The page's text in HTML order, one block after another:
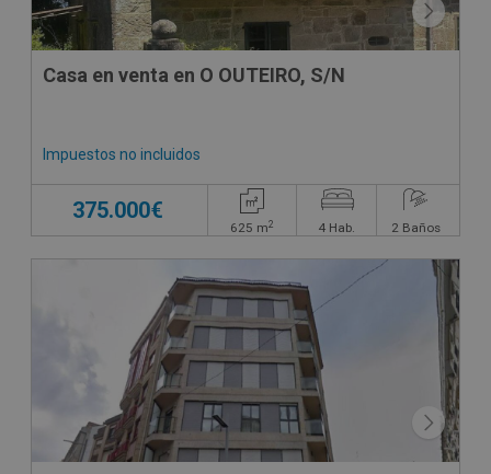
Casa en venta en O OUTEIRO, S/N
Impuestos no incluidos
375.000€
625 m2 4 Hab. 2 Baños